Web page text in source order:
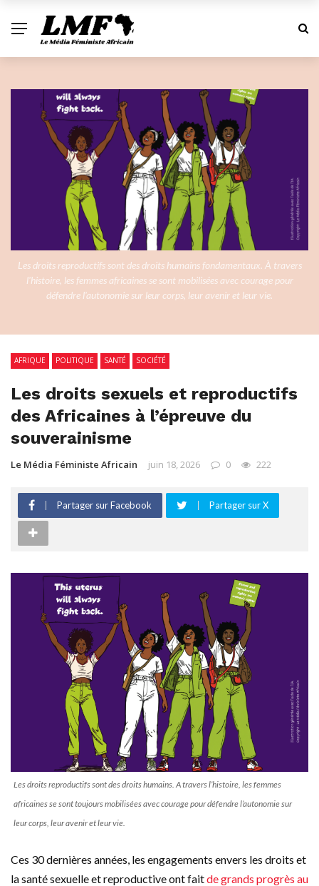
Les droits reproductifs sont des droits humains fondamentaux. À travers
l'histoire, les femmes africaines se sont mobilisées avec courage pour
défendre l'autonomie sur leur corps, leur avenir et leur vie.
AFRIQUE POLITIQUE SANTÉ SOCIÉTÉ
Les droits sexuels et reproductifs
des Africaines à l’épreuve du
souverainisme
Le Média Féministe Africain juin 18, 2026 0 222
Partager sur Facebook Partager sur X
Les droits reproductifs sont des droits humains. A travers l’histoire, les femmes
africaines se sont toujours mobilisées avec courage pour défendre l’autonomie sur
leur corps, leur avenir et leur vie.
Ces 30 dernières années, les engagements envers les droits et
la santé sexuelle et reproductive ont faitde grands progrès au